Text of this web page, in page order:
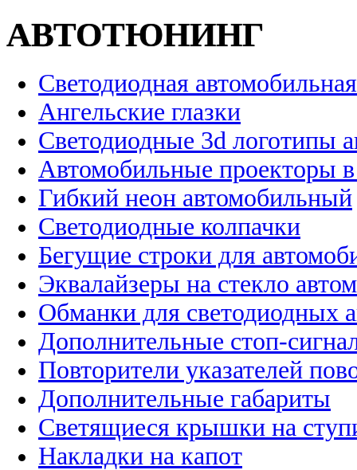
АВТОТЮНИНГ
Светодиодная
Ангельские глазки
Светодиодные 3d логотипы
Автомобильные проекторы
Гибкий неон автомобильный
Светодиодные колпачки
Бегущие строки для
Эквалайзеры на стекло
Обманки для светодиодных
Дополнительные стоп-
Повторители указателей
Дополнительные габариты
Светящиеся крышки на
Накладки на капот